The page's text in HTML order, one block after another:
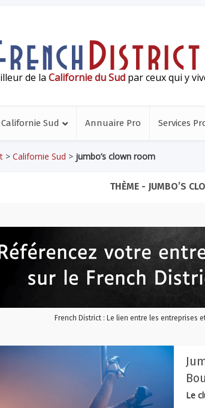
de la Californie du Sud par ceux qui y
Sud Annuaire Pro Services
> Californie Sud > jumbo’s clown room
THÈME - JUMBO’S
French District : Le lien entre les entreprises
Le